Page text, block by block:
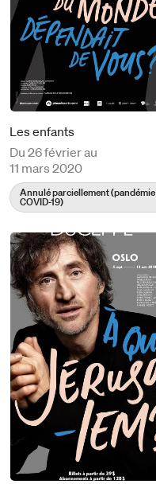
Les enfants
Du 26 février au
11 mars 2020
Annulé parciellement (pandémie
COVID-19)